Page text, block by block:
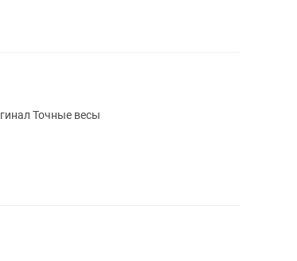
Весы кухонные Tupperware Новые В упаковке Оригинал Точные весы